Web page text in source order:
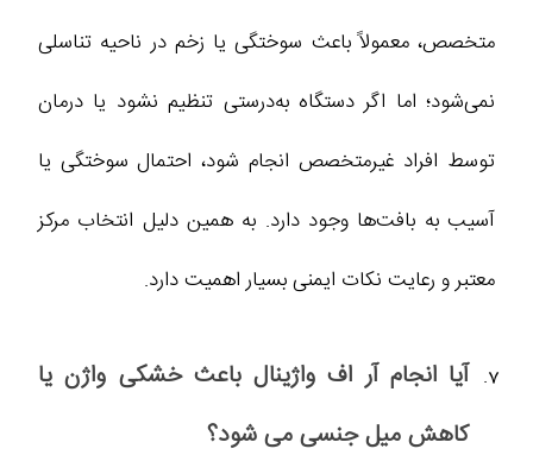
متخصص، معمولاً باعث سوختگی یا زخم در ناحیه تناسلی
نمی‌شود؛ اما اگر دستگاه به‌درستی تنظیم نشود یا درمان
توسط افراد غیرمتخصص انجام شود، احتمال سوختگی یا
آسیب به بافت‌ها وجود دارد. به همین دلیل انتخاب مرکز
معتبر و رعایت نکات ایمنی بسیار اهمیت دارد.
آیا انجام آر اف واژینال باعث خشکی واژن یا
کاهش میل جنسی می‌ شود؟